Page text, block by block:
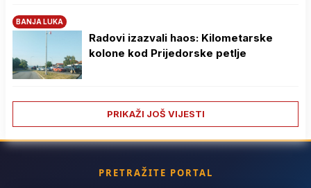
BANJA LUKA
Radovi izazvali haos: Kilometarske
kolone kod Prijedorske petlje
PRIKAŽI JOŠ VIJESTI
PRETRAŽITE PORTAL